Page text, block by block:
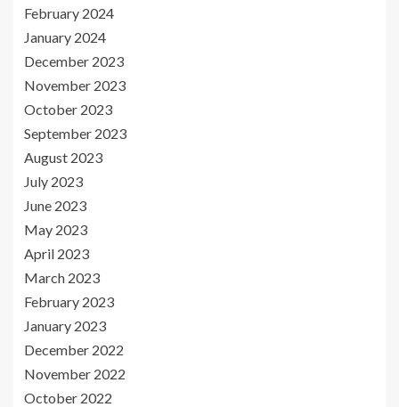
February 2024
January 2024
December 2023
November 2023
October 2023
September 2023
August 2023
July 2023
June 2023
May 2023
April 2023
March 2023
February 2023
January 2023
December 2022
November 2022
October 2022